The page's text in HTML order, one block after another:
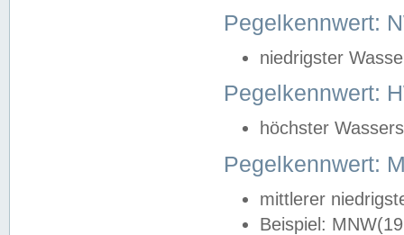
Pegelkennwert:
niedrigster
Pegelkennwert:
höchster
Pegelkennwert:
mittlerer
Beispiel: